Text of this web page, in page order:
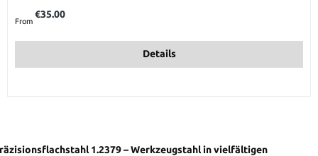
From
€35.00
Details
1.2379 – Werkzeugstahl in vielfältigen